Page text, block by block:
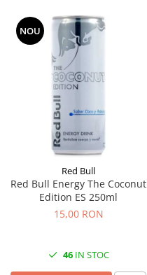
NOU
Red Bull
Red Bull Energy The Coconut
Edition ES 250ml
15,00 RON
46IN STOC